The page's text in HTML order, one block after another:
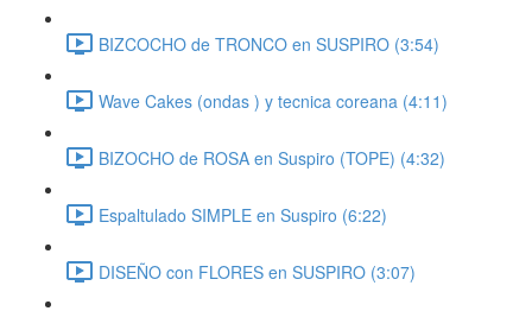
BIZCOCHO de TRONCO en SUSPIRO (3:54)
Wave Cakes (ondas ) y tecnica coreana (4:11)
BIZOCHO de ROSA en Suspiro (TOPE) (4:32)
Espaltulado SIMPLE en Suspiro (6:22)
DISEÑO con FLORES en SUSPIRO (3:07)